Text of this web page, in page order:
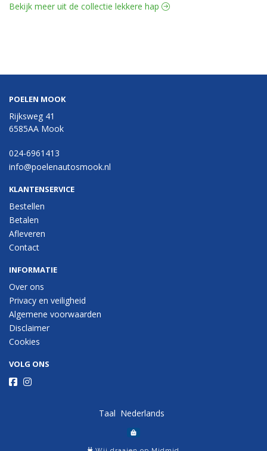
Bekijk meer uit de collectie lekkere hap
POELEN MOOK
Rijksweg 41
6585AA Mook
024-6961413
info@poelenautosmook.nl
KLANTENSERVICE
Bestellen
Betalen
Afleveren
Contact
INFORMATIE
Over ons
Privacy en veiligheid
Algemene voorwaarden
Disclaimer
Cookies
VOLG ONS
Taal